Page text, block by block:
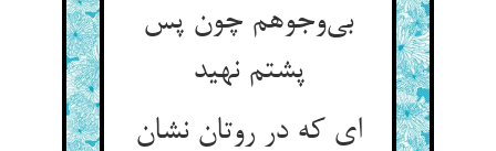
بی‌‌وجوهم چون پس
پشتم نهید
ای که در روتان نشان